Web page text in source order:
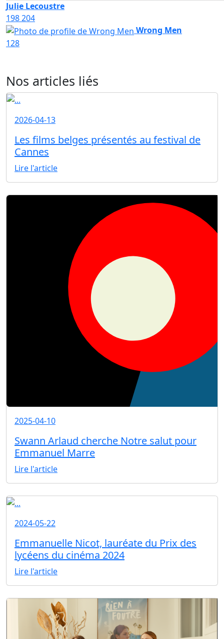
Julie Lecoustre
198204
Wrong Men
128
Nos articles liés
2026-04-13
Les films belges présentés au festival de
Cannes
Lire l'article
2025-04-10
Swann Arlaud cherche Notre salut pour
Emmanuel Marre
Lire l'article
2024-05-22
Emmanuelle Nicot, lauréate du Prix des
lycéens du cinéma 2024
Lire l'article